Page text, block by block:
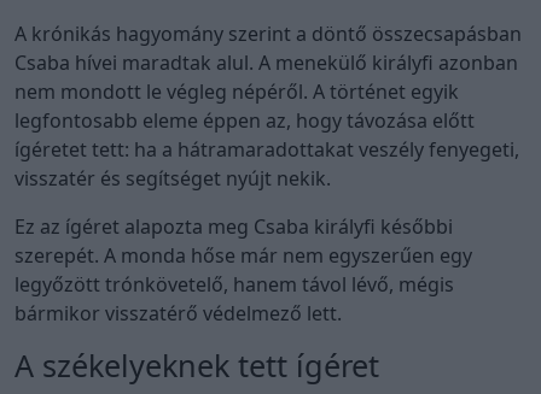
A krónikás hagyomány szerint a döntő összecsapásban
Csaba hívei maradtak alul. A menekülő királyfi azonban
nem mondott le végleg népéről. A történet egyik
legfontosabb eleme éppen az, hogy távozása előtt
ígéretet tett: ha a hátramaradottakat veszély fenyegeti,
visszatér és segítséget nyújt nekik.
Ez az ígéret alapozta meg Csaba királyfi későbbi
szerepét. A monda hőse már nem egyszerűen egy
legyőzött trónkövetelő, hanem távol lévő, mégis
bármikor visszatérő védelmező lett.
A székelyeknek tett ígéret